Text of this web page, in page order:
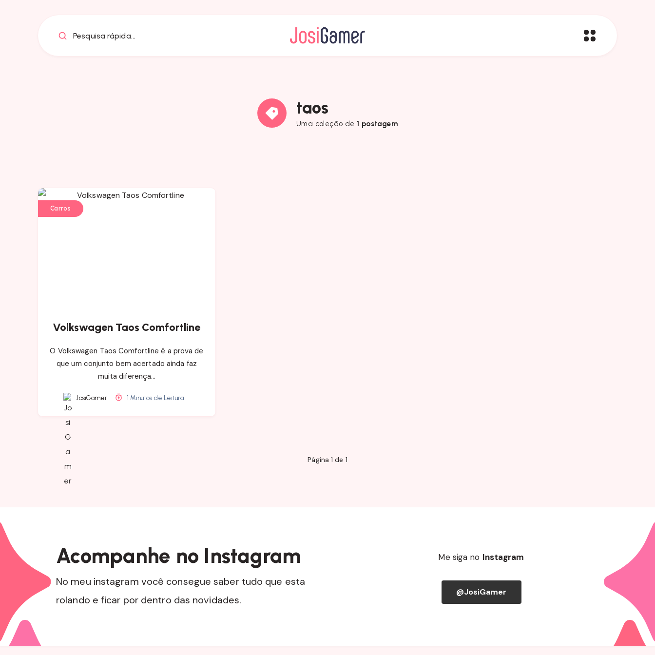
Pesquisa rápida...
taos
Uma coleção de 1 postagem
Carros
Volkswagen Taos Comfortline
O Volkswagen Taos Comfortline é a prova de
que um conjunto bem acertado ainda faz
muita diferença…
JosiGamer 1 Minutos de Leitura
Página 1 de 1
Acompanhe no Instagram
No meu instagram você consegue saber tudo que esta
rolando e ficar por dentro das novidades.
Me siga no Instagram
@JosiGamer